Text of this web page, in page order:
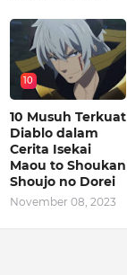
10
10 Musuh Terkuat
Diablo dalam
Cerita Isekai
Maou to Shoukan
Shoujo no Dorei
November 08, 2023